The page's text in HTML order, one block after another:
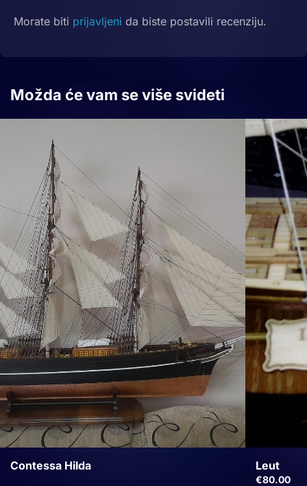
Morate biti prijavljeni da biste postavili recenziju.
Možda će vam se više svideti
Contessa Hilda Leut
€80.00